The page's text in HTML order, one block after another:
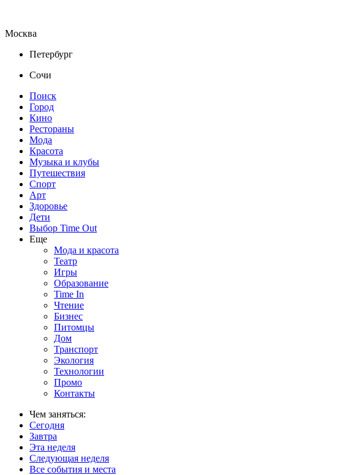
Москва
Петербург
Сочи
Поиск
Город
Кино
Рестораны
Мода
Красота
Музыка и клубы
Путешествия
Спорт
Арт
Здоровье
Дети
Выбор Time Out
Еще
Мода и красота
Театр
Игры
Образование
Time In
Чтение
Бизнес
Питомцы
Дом
Транспорт
Экология
Технологии
Промо
Контакты
Чем заняться:
Сегодня
Завтра
Эта неделя
Следующая неделя
Все события и места